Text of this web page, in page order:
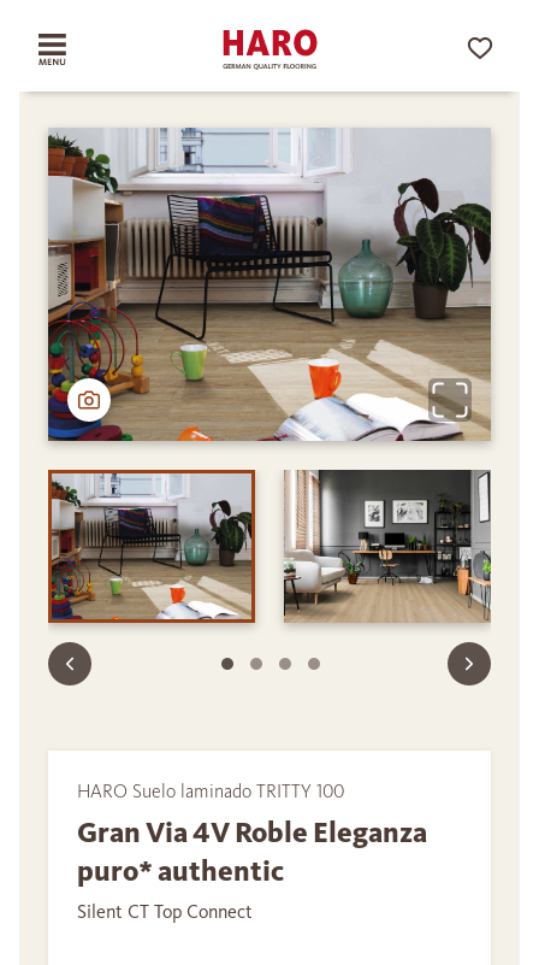
HARO Suelo laminado TRITTY 100
Gran Via 4V Roble Eleganza
puro* authentic
Silent CT Top Connect